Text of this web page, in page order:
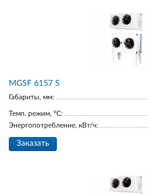
МGSF 6157 S
Габариты, мм:
Темп. режим, °С:
Энергопотребление, кВт/ч:
Заказать